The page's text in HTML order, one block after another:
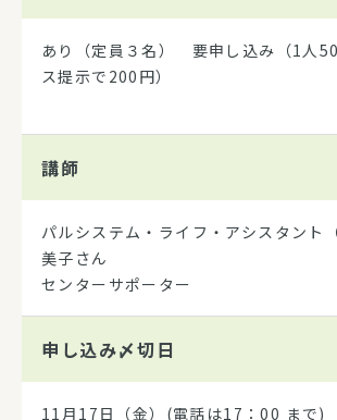
あり（定員３名） 要申し込み（1人
ス提示で200円）
講師
パルシステム・ライフ・アシスタント
美子さん
センターサポーター
申し込み〆切日
11月17日（金）(電話は17：00 まで)